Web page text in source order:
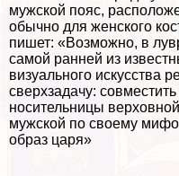
мужской пояс,
обычно для женского
пишет: «Возможно, в
самой ранней из
визуального искусства
сверхзадачу:
носительницы
мужской по своему
образ царя»